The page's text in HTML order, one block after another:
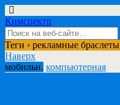
Кимспектр
Теги › рекламные браслеты
Наверх
мобильн. компьютерная